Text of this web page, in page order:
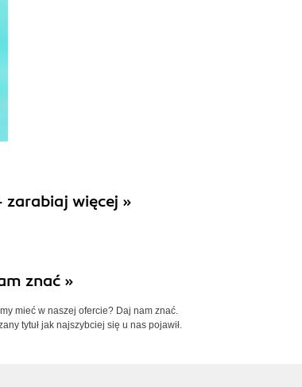
więcej »
znać »
mieć w naszej ofercie? Daj nam znać.
tytuł jak najszybciej się u nas pojawił.